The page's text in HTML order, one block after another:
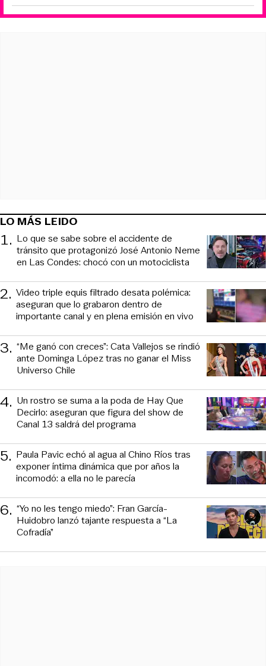
LO MÁS LEIDO
1. Lo que se sabe sobre el accidente de
tránsito que protagonizó José Antonio Neme
en Las Condes: chocó con un motociclista
2. Video triple equis filtrado desata polémica:
aseguran que lo grabaron dentro de
importante canal y en plena emisión en vivo
3. “Me ganó con creces”: Cata Vallejos se rindió
ante Dominga López tras no ganar el Miss
Universo Chile
4. Un rostro se suma a la poda de Hay Que
Decirlo: aseguran que figura del show de
Canal 13 saldrá del programa
5. Paula Pavic echó al agua al Chino Ríos tras
exponer íntima dinámica que por años la
incomodó: a ella no le parecía
6. “Yo no les tengo miedo”: Fran García-
Huidobro lanzó tajante respuesta a “La
Cofradía”